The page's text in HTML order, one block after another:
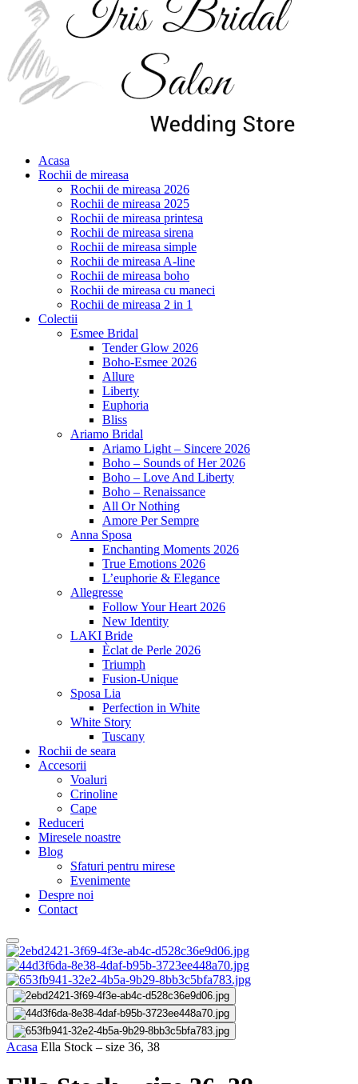
Acasa
Rochii de mireasa
Rochii de mireasa 2026
Rochii de mireasa 2025
Rochii de mireasa printesa
Rochii de mireasa sirena
Rochii de mireasa simple
Rochii de mireasa A-line
Rochii de mireasa boho
Rochii de mireasa cu maneci
Rochii de mireasa 2 in 1
Colectii
Esmee Bridal
Tender Glow 2026
Boho-Esmee 2026
Allure
Liberty
Euphoria
Bliss
Ariamo Bridal
Ariamo Light – Sincere 2026
Boho – Sounds of Her 2026
Boho – Love And Liberty
Boho – Renaissance
All Or Nothing
Amore Per Sempre
Anna Sposa
Enchanting Moments 2026
True Emotions 2026
L’euphorie & Elegance
Allegresse
Follow Your Heart 2026
New Identity
LAKI Bride
Èclat de Perle 2026
Triumph
Fusion-Unique
Sposa Lia
Perfection in White
White Story
Tuscany
Rochii de seara
Accesorii
Voaluri
Crinoline
Cape
Reduceri
Miresele noastre
Blog
Sfaturi pentru mirese
Evenimente
Despre noi
Contact
Acasa Ella Stock – size 36, 38